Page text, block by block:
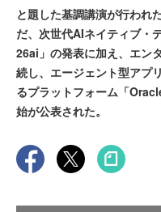
と題した基調講演が行われ
だ、次世代AIネイティブ・
26ai」の発表に加え、エン
続し、エージェント型アプ
るプラットフォーム「
始が公表された。